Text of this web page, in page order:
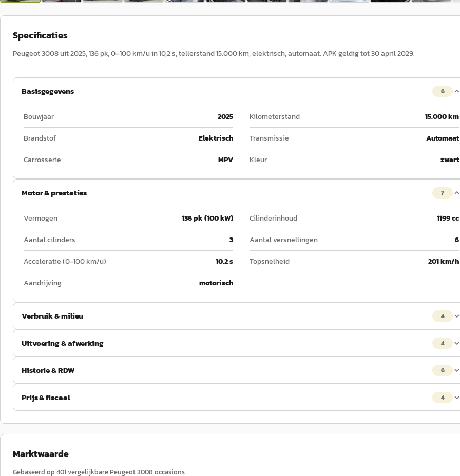
Specificaties
Peugeot 3008 uit 2025, 136 pk, 0–100 km/u in 10,2 s, tellerstand 15.000 km, elektrisch, automaat. APK geldig tot 30 april 2029.
Basisgegevens 6
Bouwjaar 2025 Kilometerstand
15.000 km
Brandstof
Elektrisch Transmissie
Automaat
Carrosserie
MPV Kleur zwart
Motor & prestaties 7
Vermogen 136 pk (100 kW) Cilinderinhoud
1199 cc
Aantal cilinders
3 Aantal versnellingen
6
Acceleratie (0-100 km/u)
10.2 s Topsnelheid
201 km/h
Aandrijving
motorisch
Verbruik & milieu 4
Uitvoering & afwerking 4
Historie & RDW 6
Prijs & fiscaal 4
Marktwaarde
Gebaseerd op 401vergelijkbarePeugeot3008 occasions